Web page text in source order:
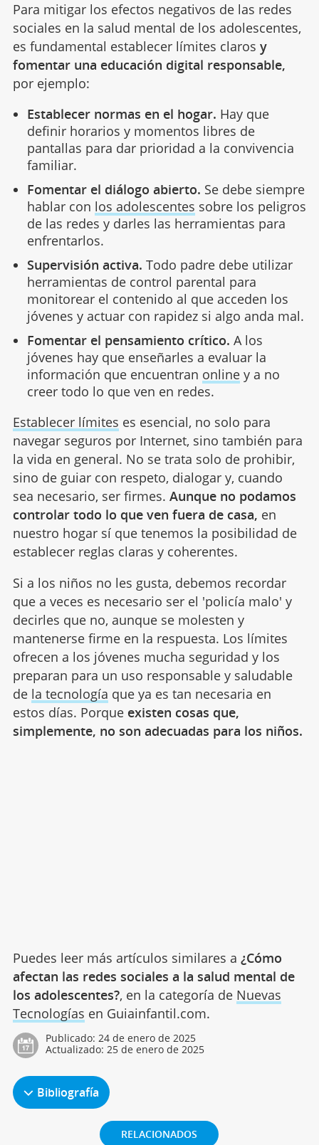
Para mitigar los efectos negativos de las redes
sociales en la salud mental de los adolescentes,
es fundamental establecer límites claros y
fomentar una educación digital responsable,
por ejemplo:
Establecer normas en el hogar. Hay que
definir horarios y momentos libres de
pantallas para dar prioridad a la convivencia
familiar.
Fomentar el diálogo abierto. Se debe siempre
hablar con los adolescentes sobre los peligros
de las redes y darles las herramientas para
enfrentarlos.
Supervisión activa. Todo padre debe utilizar
herramientas de control parental para
monitorear el contenido al que acceden los
jóvenes y actuar con rapidez si algo anda mal.
Fomentar el pensamiento crítico. A los
jóvenes hay que enseñarles a evaluar la
información que encuentran onliney a no
creer todo lo que ven en redes.
Establecer límites es esencial, no solo para
navegar seguros por Internet, sino también para
la vida en general. No se trata solo de prohibir,
sino de guiar con respeto, dialogar y, cuando
sea necesario, ser firmes. Aunque no podamos
controlar todo lo que ven fuera de casa, en
nuestro hogar sí que tenemos la posibilidad de
establecer reglas claras y coherentes.
Si a los niños no les gusta, debemos recordar
que a veces es necesario ser el 'policía malo' y
decirles que no, aunque se molesten y
mantenerse firme en la respuesta. Los límites
ofrecen a los jóvenes mucha seguridad y los
preparan para un uso responsable y saludable
de la tecnología que ya es tan necesaria en
estos días. Porque existen cosas que,
simplemente, no son adecuadas para los niños.
Puedes leer más artículos similares a ¿Cómo
afectan las redes sociales a la salud mental de
los adolescentes?, en la categoría de Nuevas
Tecnologías en Guiainfantil.com.
Publicado: 24 de enero de 2025
Actualizado: 25 de enero de 2025
Bibliografía
RELACIONADOS